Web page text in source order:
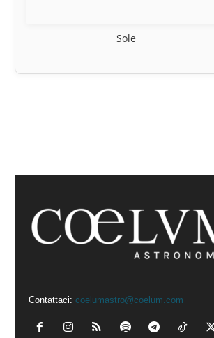
Sole
Contattaci: coelumastro@coelum.com